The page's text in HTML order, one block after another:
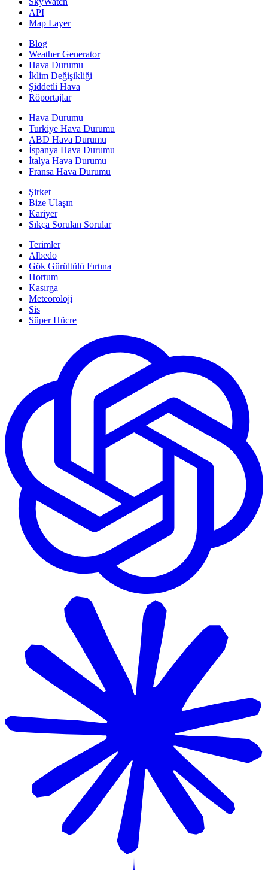
API
Map Layer
Blog
Weather Generator
Hava Durumu
İklim Değişikliği
Şiddetli Hava
Röportajlar
Hava Durumu
Turkiye Hava Durumu
ABD Hava Durumu
İspanya Hava Durumu
İtalya Hava Durumu
Fransa Hava Durumu
Şirket
Bize Ulaşın
Kariyer
Sıkça Sorulan Sorular
Terimler
Albedo
Gök Gürültülü Fırtına
Hortum
Kasırga
Meteoroloji
Sis
Süper Hücre